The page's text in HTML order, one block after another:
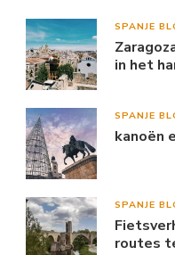
SPANJE
in het
SPANJE
kanoën
SPANJE
routes